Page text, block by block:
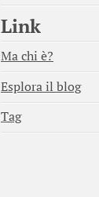
Link
Ma chi è?
Esplora il blog
Tag